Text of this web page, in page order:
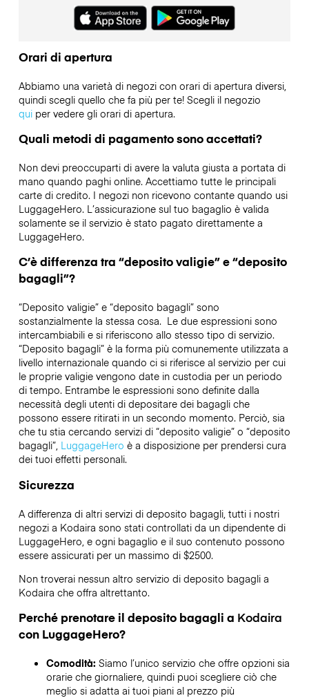
Orari di apertura
Abbiamo una varietà di negozi con orari di apertura diversi,
quindi scegli quello che fa più per te! Scegli il negozio
quiper vedere gli orari di apertura.
Quali metodi di pagamento sono accettati?
Non devi preoccuparti di avere la valuta giusta a portata di
mano quando paghi online. Accettiamo tutte le principali
carte di credito. I negozi non ricevono contante quando usi
LuggageHero. L’assicurazione sul tuo bagaglio è valida
solamente se il servizio è stato pagato direttamente a
LuggageHero.
C’è differenza tra “deposito valigie” e “deposito
bagagli”?
“Deposito valigie” e “deposito bagagli” sono
sostanzialmente la stessa cosa. Le due espressioni sono
intercambiabili e si riferiscono allo stesso tipo di servizio.
“Deposito bagagli” è la forma più comunemente utilizzata a
livello internazionale quando ci si riferisce al servizio per cui
le proprie valigie vengono date in custodia per un periodo
di tempo. Entrambe le espressioni sono definite dalla
necessità degli utenti di depositare dei bagagli che
possono essere ritirati in un secondo momento. Perciò, sia
che tu stia cercando servizi di “deposito valigie” o “deposito
bagagli”,LuggageHero è a disposizione per prendersi cura
dei tuoi effetti personali.
Sicurezza
A differenza di altri servizi di deposito bagagli, tutti i nostri
negozi a Kodaira sono stati controllati da un dipendente di
LuggageHero, e ogni bagaglio e il suo contenuto possono
essere assicurati per un massimo di $2500.
Non troverai nessun altro servizio di deposito bagagli a
Kodaira che offra altrettanto.
Perché prenotare il deposito bagagli a Kodaira
con LuggageHero?
Comodità: Siamo l’unico servizio che offre opzioni sia
orarie che giornaliere, quindi puoi scegliere ciò che
meglio si adatta ai tuoi piani al prezzo più